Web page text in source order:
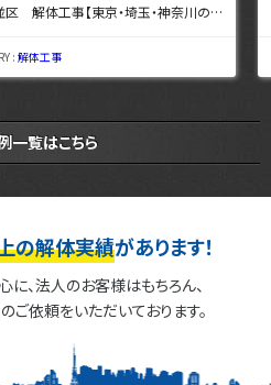
【東京・埼玉・神奈川の解体工事なら東央建設へ】
:解体工事
一覧はこちら
の解体実績があります！
に、法人のお客様はもちろん、
ご依頼をいただいております。